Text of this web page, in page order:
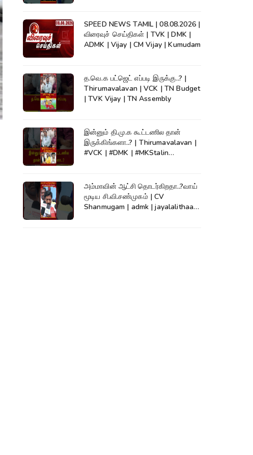
SPEED NEWS TAMIL | 08.08.2026 |
விரைவுச் செய்திகள் | TVK | DMK |
ADMK | Vijay | CM Vijay | Kumudam
த.வெ.க பட்ஜெட் எப்படி இருக்கு..? |
Thirumavalavan | VCK | TN Budget
| TVK Vijay | TN Assembly
இன்னும் தி.மு.க கூட்டணில தான்
இருக்கிங்களா..? | Thirumavalavan |
#VCK | #DMK | #MKStalin
அம்மாவின் ஆட்சி தொடர்கிறதா..?வாய்
மூடிய சி.வி.சண்முகம் | CV
Shanmugam | admk | jayalalithaa |